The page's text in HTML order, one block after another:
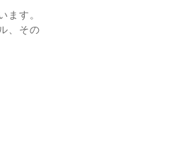
ます。
、その